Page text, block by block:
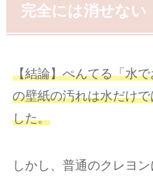
完全には消せない
【結論】ぺんてる「水
の壁紙の汚れは水だけ
した。
しかし、普通のクレヨ